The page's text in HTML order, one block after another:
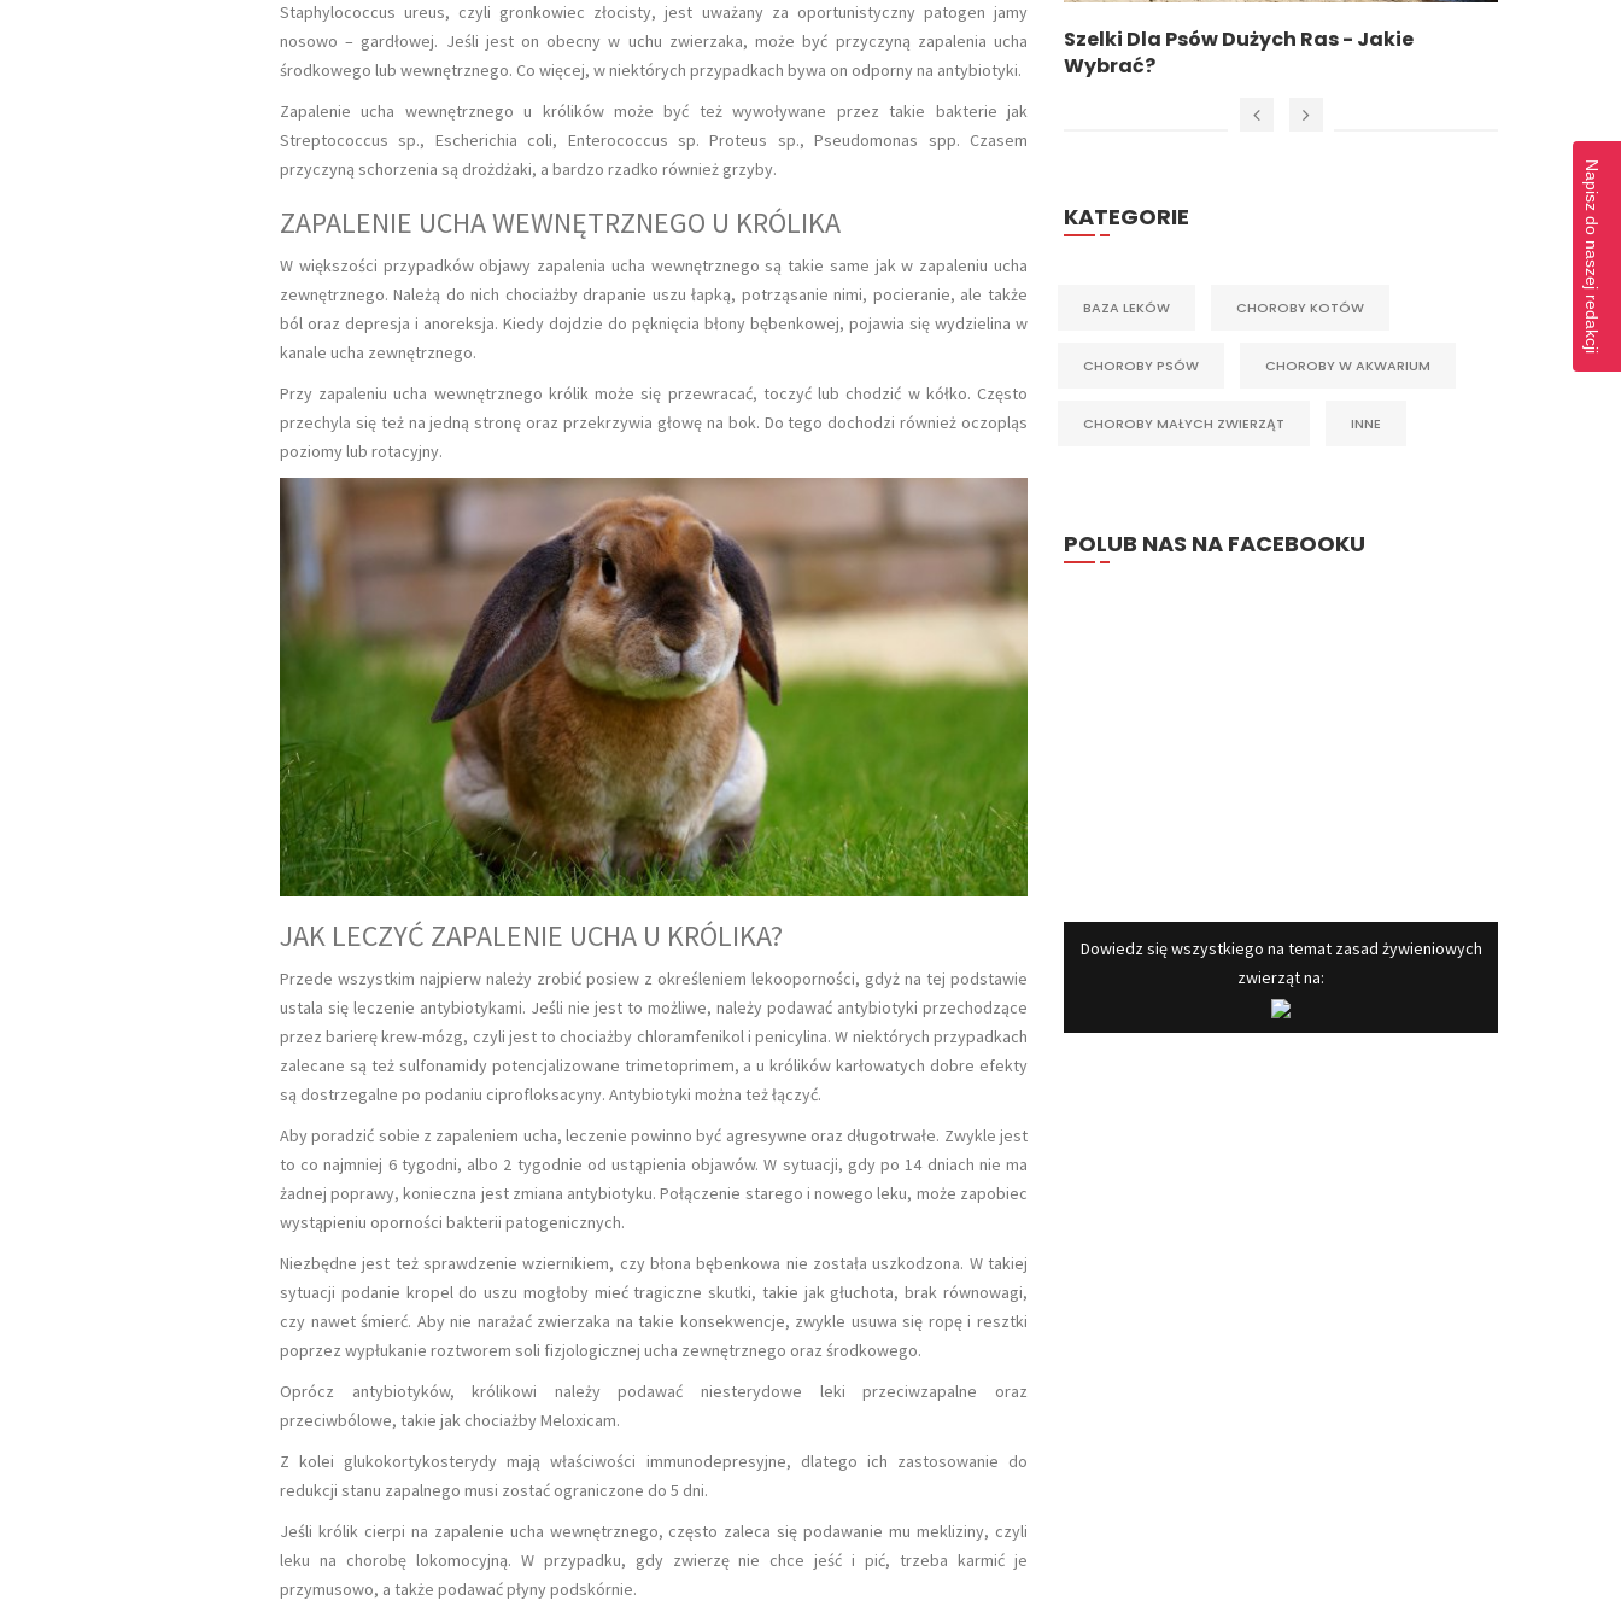
Staphylococcus ureus, czyli gronkowiec złocisty, jest uważany za oportunistyczny patogen jamy
nosowo – gardłowej. Jeśli jest on obecny w uchu zwierzaka, może być przyczyną zapalenia ucha
środkowego lub wewnętrznego. Co więcej, w niektórych przypadkach bywa on odporny na antybiotyki.
Zapalenie ucha wewnętrznego u królików może być też wywoływane przez takie bakterie jak
Streptococcus sp., Escherichia coli, Enterococcus sp. Proteus sp., Pseudomonas spp. Czasem
przyczyną schorzenia są drożdżaki, a bardzo rzadko również grzyby.
ZAPALENIE UCHA WEWNĘTRZNEGO U KRÓLIKA
W większości przypadków objawy zapalenia ucha wewnętrznego są takie same jak w zapaleniu ucha
zewnętrznego. Należą do nich chociażby drapanie uszu łapką, potrząsanie nimi, pocieranie, ale także
ból oraz depresja i anoreksja. Kiedy dojdzie do pęknięcia błony bębenkowej, pojawia się wydzielina w
kanale ucha zewnętrznego.
Przy zapaleniu ucha wewnętrznego królik może się przewracać, toczyć lub chodzić w kółko. Często
przechyla się też na jedną stronę oraz przekrzywia głowę na bok. Do tego dochodzi również oczopląs
poziomy lub rotacyjny.
JAK LECZYĆ ZAPALENIE UCHA U KRÓLIKA?
Przede wszystkim najpierw należy zrobić posiew z określeniem lekooporności, gdyż na tej podstawie
ustala się leczenie antybiotykami. Jeśli nie jest to możliwe, należy podawać antybiotyki przechodzące
przez barierę krew-mózg, czyli jest to chociażby chloramfenikol i penicylina. W niektórych przypadkach
zalecane są też sulfonamidy potencjalizowane trimetoprimem, a u królików karłowatych dobre efekty
są dostrzegalne po podaniu ciprofloksacyny. Antybiotyki można też łączyć.
Aby poradzić sobie z zapaleniem ucha, leczenie powinno być agresywne oraz długotrwałe. Zwykle jest
to co najmniej 6 tygodni, albo 2 tygodnie od ustąpienia objawów. W sytuacji, gdy po 14 dniach nie ma
żadnej poprawy, konieczna jest zmiana antybiotyku. Połączenie starego i nowego leku, może zapobiec
wystąpieniu oporności bakterii patogenicznych.
Niezbędne jest też sprawdzenie wziernikiem, czy błona bębenkowa nie została uszkodzona. W takiej
sytuacji podanie kropel do uszu mogłoby mieć tragiczne skutki, takie jak głuchota, brak równowagi,
czy nawet śmierć. Aby nie narażać zwierzaka na takie konsekwencje, zwykle usuwa się ropę i resztki
poprzez wypłukanie roztworem soli fizjologicznej ucha zewnętrznego oraz środkowego.
Oprócz antybiotyków, królikowi należy podawać niesterydowe leki przeciwzapalne oraz
przeciwbólowe, takie jak chociażby Meloxicam.
Z kolei glukokortykosterydy mają właściwości immunodepresyjne, dlatego ich zastosowanie do
redukcji stanu zapalnego musi zostać ograniczone do 5 dni.
Jeśli królik cierpi na zapalenie ucha wewnętrznego, często zaleca się podawanie mu mekliziny, czyli
leku na chorobę lokomocyjną. W przypadku, gdy zwierzę nie chce jeść i pić, trzeba karmić je
przymusowo, a także podawać płyny podskórnie.
MOCZNICA CZYLI PRZEWLEKŁA
NIEWYDOLNOŚĆ NEREK U TWOJEGO
DRONTAL - GDY PASOŻYTY ATAKUJĄ
Szelki Dla Psów Dużych Ras - Jakie
Wybrać?
KATEGORIE
BAZA LEKÓW CHOROBY KOTÓW
CHOROBY PSÓW CHOROBY W AKWARIUM
CHOROBY MAŁYCH ZWIERZĄT INNE
POLUB NAS NA FACEBOOKU
​Dowiedz się wszystkiego na temat zasad żywieniowych
zwierząt na:
Napisz do naszej redakcji